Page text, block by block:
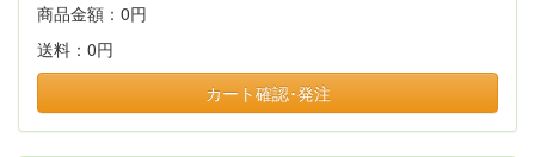
商品金額： 0円
送料： 0円
カート確認･発注